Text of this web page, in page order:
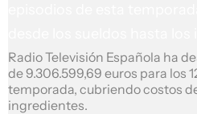
Radio Televisión Española ha
de 9.306.599,69 euros para los
temporada, cubriendo costos
ingredientes.